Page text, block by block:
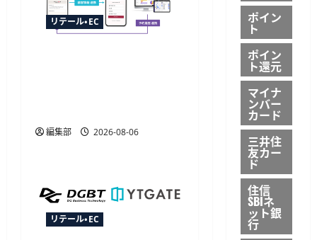
リテール・EC
編集部 2026-08-06
リテール・EC
ポイン
ト
ポイン
ト還元
マイナ
ンバー
カード
三井住
友カー
ド
住信
SBIネ
ット銀
行